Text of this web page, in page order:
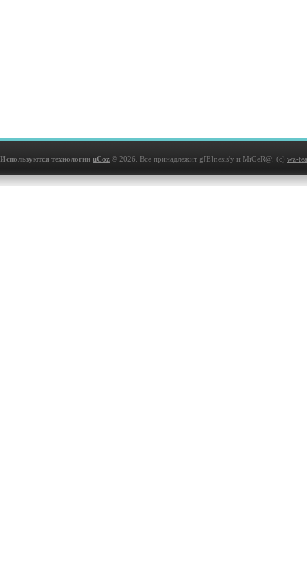
Используются технологии uCoz © 2026. Всё принадлежит g[E]nesis'у и MiGeR@. (с) wz-